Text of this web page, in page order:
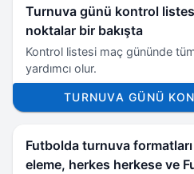
Turnuva günü kontrol
noktalar bir bakışta
Kontrol listesi maç gününde
yardımcı olur.
TURNUVA GÜNÜ
Futbolda turnuva formatları
eleme, herkes herkese ve